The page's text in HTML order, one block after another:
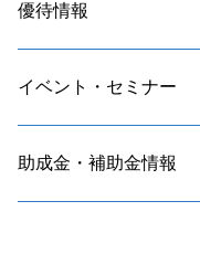
優待情報
イベント・セミナー
助成金・補助金情報